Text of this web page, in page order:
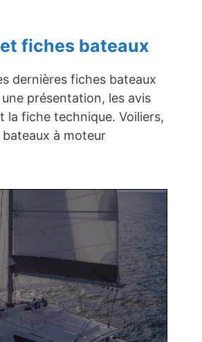
fiches bateaux
dernières fiches bateaux
présentation, les avis
la fiche technique. Voiliers,
à moteur